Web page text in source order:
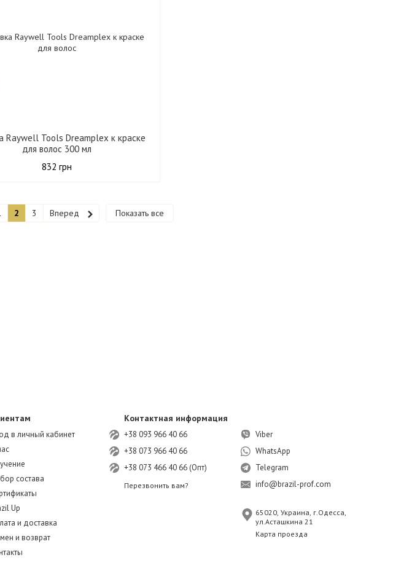
Raywell Tools Dreamplex к краске
для волос 300 мл
832 грн
2 3 Вперед Показать все
в личный кабинет
состава
Up
и доставка
и возврат
Контактная информация
+38 093 966 40 66
+38 073 966 40 66
+38 073 466 40 66 (Опт)
Перезвонить вам?
Viber
WhatsApp
Telegram
info@brazil-prof.com
65020, Украина, г.Одесса,
ул.Асташкина 21
Карта проезда